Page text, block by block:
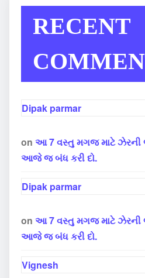
RECENT
Dipak parmar
on આ 7 વસ્તુ મગજ માટે ઝેરની
આજે જ બંધ કરી દો.
Dipak parmar
on આ 7 વસ્તુ મગજ માટે ઝેરની
આજે જ બંધ કરી દો.
Vignesh